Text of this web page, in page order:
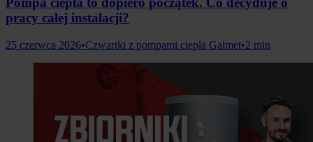
pracy całej instalacji?
25 czerwca 2026•Czwartki z pompami ciepła Galmet•2 min